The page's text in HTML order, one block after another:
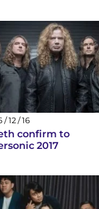
/ 12 / 16
confirm to
2017